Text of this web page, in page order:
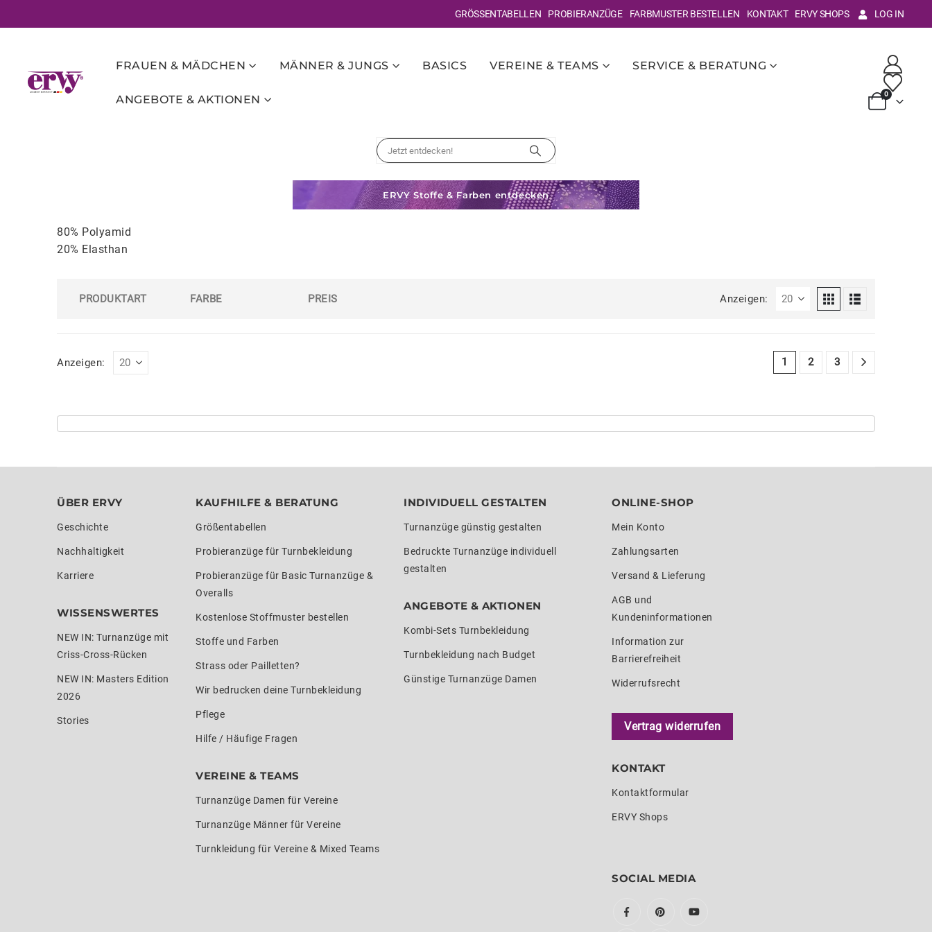
GRÖSSENTABELLEN PROBIERANZÜGE FARBMUSTER BESTELLEN KONTAKT ERVY SHOPS LOG IN
FRAUEN & MÄDCHEN MÄNNER & JUNGS BASICS VEREINE & TEAMS SERVICE & BERATUNG
ANGEBOTE & AKTIONEN 0
ERVY Stoffe & Farben entdecken
80% Polyamid
20% Elasthan
PRODUKTART FARBE PREIS Anzeigen:
Anzeigen: 1 2 3
ÜBER ERVY
Geschichte
Nachhaltigkeit
Karriere
WISSENSWERTES
NEW IN: Turnanzüge mit
Criss-Cross-Rücken
NEW IN: Masters Edition
2026
Stories
KAUFHILFE & BERATUNG
Größentabellen
Probieranzüge für Turnbekleidung
Probieranzüge für Basic Turnanzüge &
Overalls
Kostenlose Stoffmuster bestellen
Stoffe und Farben
Strass oder Pailletten?
Wir bedrucken deine Turnbekleidung
Pflege
Hilfe / Häufige Fragen
VEREINE & TEAMS
Turnanzüge Damen für Vereine
Turnanzüge Männer für Vereine
Turnkleidung für Vereine & Mixed Teams
INDIVIDUELL GESTALTEN
Turnanzüge günstig gestalten
Bedruckte Turnanzüge individuell
gestalten
ANGEBOTE & AKTIONEN
Kombi-Sets Turnbekleidung
Turnbekleidung nach Budget
Günstige Turnanzüge Damen
ONLINE-SHOP
Mein Konto
Zahlungsarten
Versand & Lieferung
AGB und
Kundeninformationen
Information zur
Barrierefreiheit
Widerrufsrecht
Vertrag widerrufen
KONTAKT
Kontaktformular
ERVY Shops
SOCIAL MEDIA